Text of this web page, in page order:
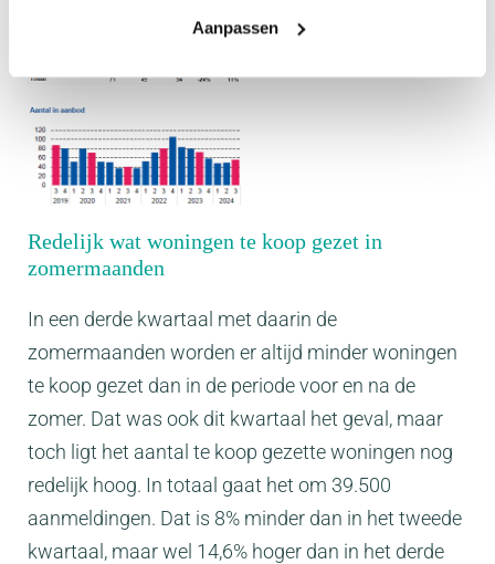
Aanpassen
Redelijk wat woningen te koop gezet in
zomermaanden
In een derde kwartaal met daarin de
zomermaanden worden er altijd minder woningen
te koop gezet dan in de periode voor en na de
zomer. Dat was ook dit kwartaal het geval, maar
toch ligt het aantal te koop gezette woningen nog
redelijk hoog. In totaal gaat het om 39.500
aanmeldingen. Dat is 8% minder dan in het tweede
kwartaal, maar wel 14,6% hoger dan in het derde